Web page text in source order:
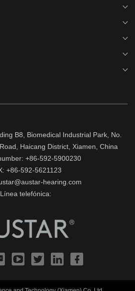
B8, Biomedical Industrial Park, No.
Haicang District, Xiamen, China
+86-592-5900230
+86-592-5621123
hearing.com
Línea telefónica: